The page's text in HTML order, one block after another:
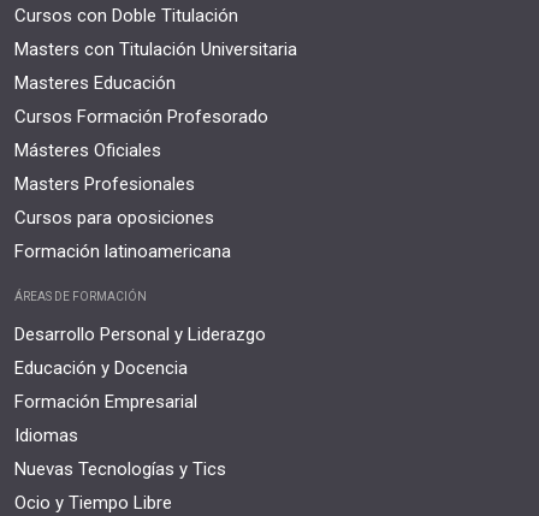
Cursos con Doble Titulación
Masters con Titulación Universitaria
Masteres Educación
Cursos Formación Profesorado
Másteres Oficiales
Masters Profesionales
Cursos para oposiciones
Formación latinoamericana
ÁREAS DE FORMACIÓN
Desarrollo Personal y Liderazgo
Educación y Docencia
Formación Empresarial
Idiomas
Nuevas Tecnologías y Tics
Ocio y Tiempo Libre